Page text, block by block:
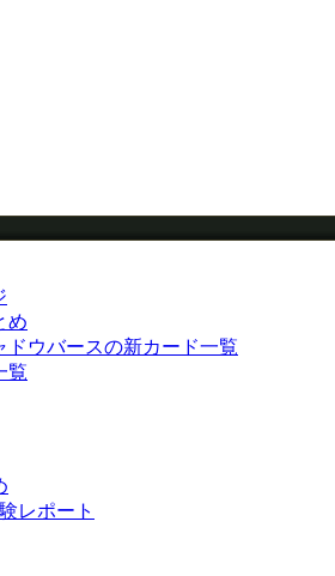
め
ドウバースの新カード一覧
覧
レポート